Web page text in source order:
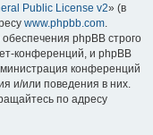
Public License v2» (в
www.phpbb.com.
phpBB строго
конференций, и phpBB
конференций
и/или поведения в них.
по адресу